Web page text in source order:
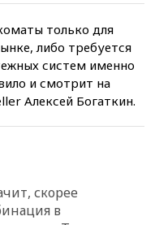
сущность киевского
Дом детства Нила
впервые за 38 лет
на продажу
Мирошник: России стоит
бы соглашение с
только для
либо требуется
систем именно
и смотрит на
Алексей Богаткин.
скорее
в